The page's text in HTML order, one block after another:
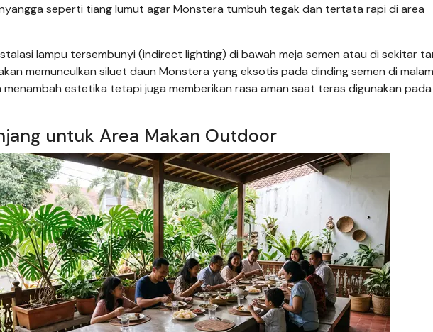
seperti tiang lumut agar Monstera tumbuh tegak dan tertata rapi di area
lampu tersembunyi (indirect lighting) di bawah meja semen atau di sekitar
memunculkan siluet daun Monstera yang eksotis pada dinding semen di
menambah estetika tetapi juga memberikan rasa aman saat teras digunakan
untuk Area Makan Outdoor